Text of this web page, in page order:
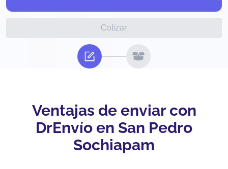
Cotizar
Ventajas de enviar con
DrEnvío en San Pedro
Sochiapam